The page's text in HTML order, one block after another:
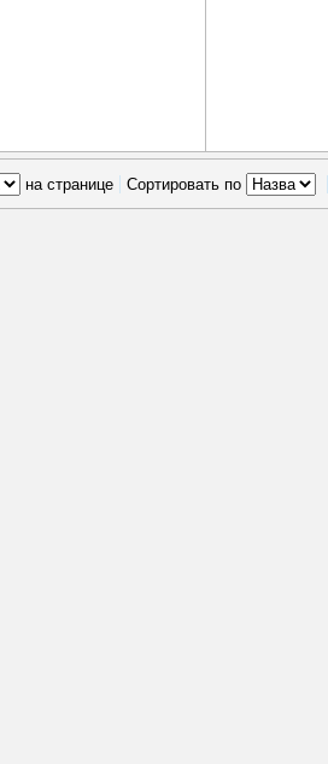
на странице Сортировать по